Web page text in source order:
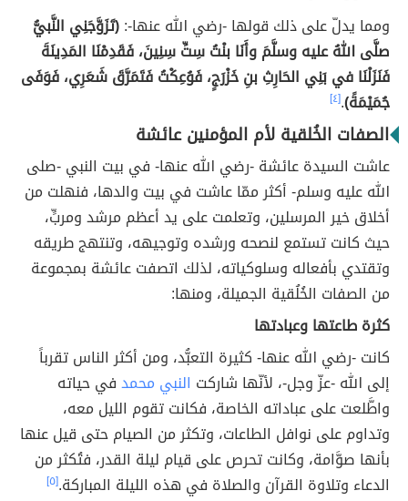
ومما يدلّ على ذلك قولها -رضي الله عنها-:(تَزَوَّجَنِي النَّبيُّ
صلَّى اللهُ عليه وسلَّمَ وأَنَا بنْتُ سِتِّ سِنِينَ، فَقَدِمْنَا المَدِينَةَ
فَنَزَلْنَا في بَنِي الحَارِثِ بنِ خَزْرَجٍ، فَوُعِكْتُ فَتَمَرَّقَ شَعَرِي، فَوَفَى
جُمَيْمَةً).[٤]
الصفات الخُلقية لأم المؤمنين عائشة
عاشت السيدة عائشة -رضي الله عنها- في بيت النبي -صلى
الله عليه وسلم- أكثر ممّا عاشت في بيت والدها، فنهلت من
أخلاق خير المرسلين، وتعلمت على يد أعظم مرشد ومربٍّ،
حيث كانت تستمع لنصحه ورشده وتوجيهه، وتنتهج طريقه
وتقتدي بأفعاله وسلوكياته، لذلك اتصفت عائشة بمجموعة
من الصفات الخُلُقية الجميلة، ومنها:
كثرة طاعتها وعبادتها
كانت -رضي الله عنها- كثيرة التعبُّد، ومن أكثر الناس تقرباً
إلى الله -عزّ وجل-، لأنّها شاركت النبي محمدفي حياته
واطَّلعت على عباداته الخاصة، فكانت تقوم الليل معه،
وتداوم على نوافل الطاعات، وتكثر من الصيام حتى قيل عنها
بأنها صوَّامة، وكانت تحرص على قيام ليلة القدر، فتُكثر من
الدعاء وتلاوة القرآن والصلاة في هذه الليلة المباركة.[٥]